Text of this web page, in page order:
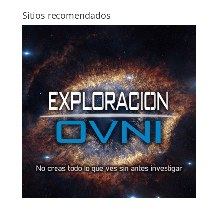
Sitios recomendados